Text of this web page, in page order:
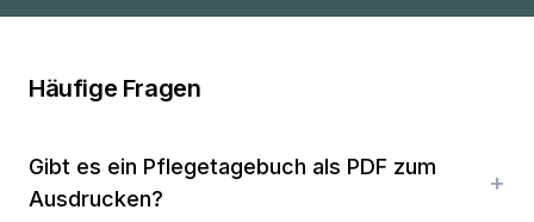
Häufige Fragen
Gibt es ein Pflegetagebuch als PDF zum
Ausdrucken?